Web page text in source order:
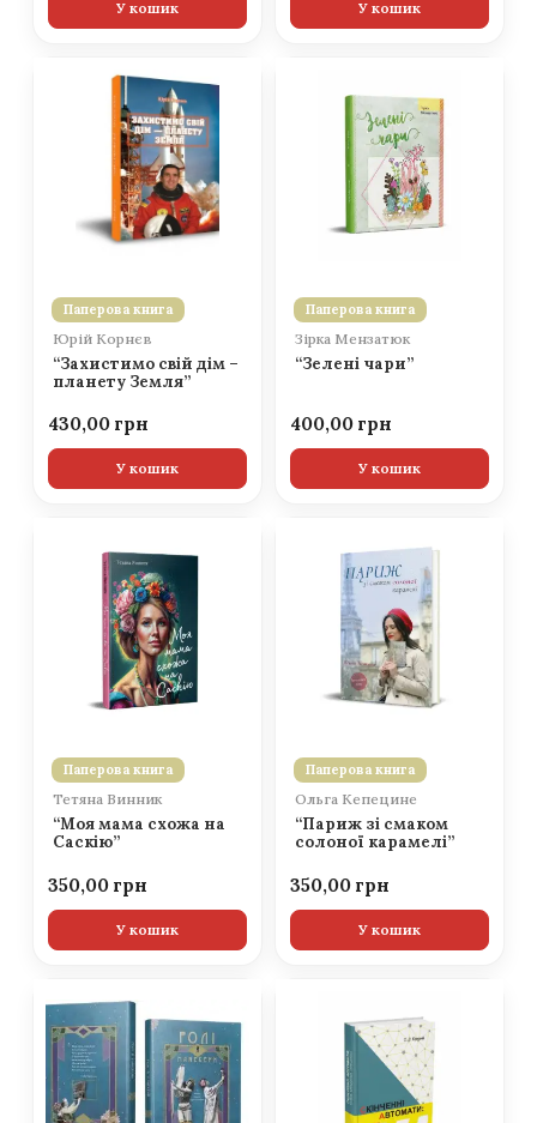
У кошик У кошик
Паперова книга
Юрій Корнєв
“Захистимо свій дім –
планету Земля”
430,00
У кошик
Паперова книга
Зірка Мензатюк
“Зелені чари”
400,00
У кошик
Паперова книга
Тетяна Винник
“Моя мама схожа на
Саскію”
350,00
У кошик
Паперова книга
Ольга Кепецине
“Париж зі смаком
солоної карамелі”
350,00
У кошик